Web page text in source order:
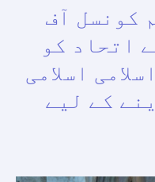
مسلم کونسل آف
اتحاد کو
اسلامی
کے لیے